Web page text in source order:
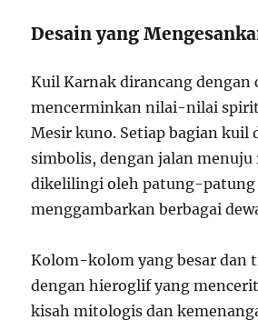
Desain yang
Kuil Karnak dirancang dengan
mencerminkan nilai-nilai
Mesir kuno. Setiap bagian kuil
simbolis, dengan jalan menuju
dikelilingi oleh patung-patung
menggambarkan berbagai
Kolom-kolom yang besar dan
dengan hieroglif yang
kisah mitologis dan